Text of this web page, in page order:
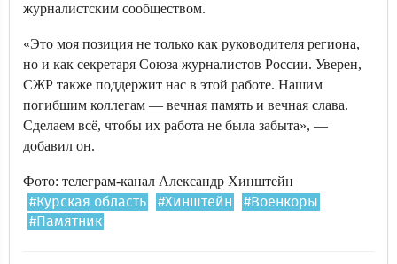
журналистским сообществом.
«Это моя позиция не только как руководителя региона,
но и как секретаря Союза журналистов России. Уверен,
СЖР также поддержит нас в этой работе. Нашим
погибшим коллегам — вечная память и вечная слава.
Сделаем всё, чтобы их работа не была забыта», —
добавил он.
Фото: телеграм-канал Александр Хинштейн
#Курская область #Хинштейн
#Военкоры
#Памятник